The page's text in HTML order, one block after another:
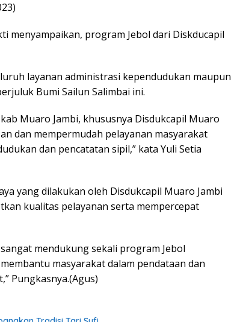
menyampaikan, program Jebol dari Diskducapil
layanan administrasi kependudukan maupun
Bumi Sailun Salimbai ini.
Muaro Jambi, khususnya Disdukcapil Muaro
dan mempermudah pelayanan masyarakat
dan pencatatan sipil,” kata Yuli Setia
yang dilakukan oleh Disdukcapil Muaro Jambi
kualitas pelayanan serta mempercepat
mendukung sekali program Jebol
masyarakat dalam pendataan dan
Pungkasnya.(Agus)